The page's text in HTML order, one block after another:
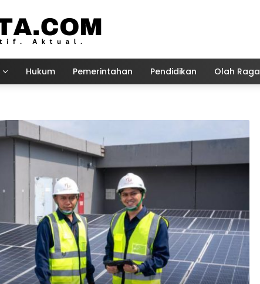
Hukum Pemerintahan Pendidikan Olah Raga